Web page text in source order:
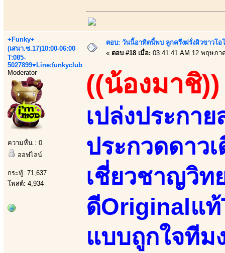
+Funky+
(เสนา.ซ.17)10:00-06:00
T:085-
5027899♥Line:funkyclub
Moderator
ความหื่น : 0
ออฟไลน์
กระทู้: 71,637
โพสต์: 4,934
ตอบ: วันนี้อาทิตนี้พบ ลูกครึ่งฝรั่งผิวขาวโอ
« ตอบ #18 เมื่อ: 03:41:41 AM 12 พฤษภา
((น้องมาชิ))
เปล่งประกา
ประกวดดาว
เชี่ยวชาญวิท
ดีOriginalแท้
แบบถูกใจทีม